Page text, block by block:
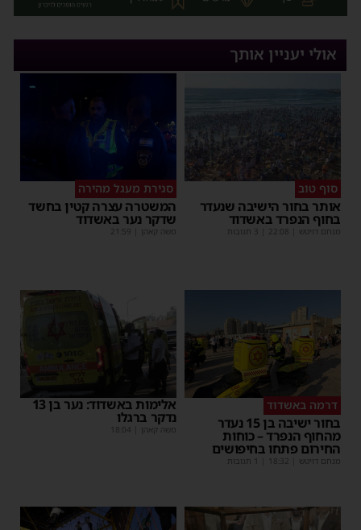
אולי יעניין אותך
סוף טוב
אותר בחור הישיבה שנעדר
בחוף הנפרד באשדוד
מנחם דויטש 22:08
סגירת מעגל מהירה
המשטרה עצרה קטין בחשד
שדקר נער באשדוד
משה קאהן 21:59
דרמה באשדוד
בחור ישיבה בן 15 נעדר
מהחוף הנפרד – כוחות
החירום פתחו בחיפושים
מנחם דויטש 18:32
אלימות באשדוד: נער בן 13
נדקר ברגלו
משה קאהן 18:04